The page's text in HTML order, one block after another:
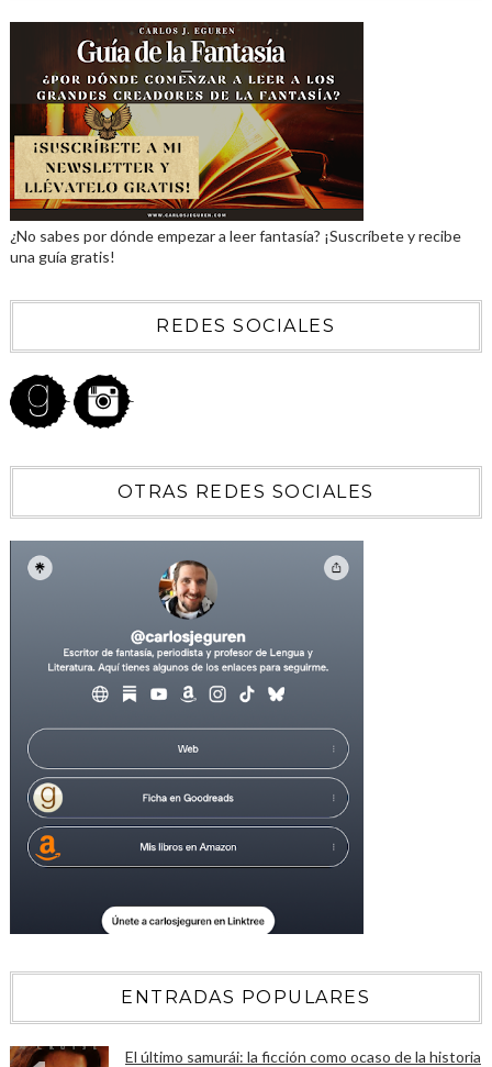
¿No sabes por dónde empezar a leer fantasía? ¡Suscríbete y recibe
una guía gratis!
REDES SOCIALES
OTRAS REDES SOCIALES
ENTRADAS POPULARES
El último samurái: la ficción como ocaso de la historia